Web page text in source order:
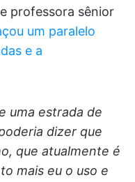
professora sênior
um paralelo
e a
uma estrada de
dizer que
que atualmente é
mais eu o uso e